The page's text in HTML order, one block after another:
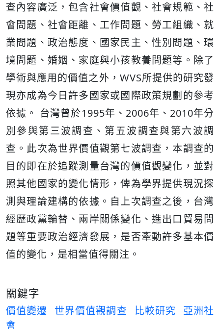
查內容廣泛，包含社會價值觀、社會規範、社
會問題、社會距離、工作問題、勞工組織、就
業問題、政治態度、國家民主、性別問題、環
境問題、婚姻、家庭與小孩教養問題等。除了
學術與應用的價值之外，WVS所提供的研究發
現亦成為今日許多國家或國際政策規劃的參考
依據。 台灣曾於1995年、2006年、2010年分
別參與第三波調查、第五波調查與第六波調
查。此次為世界價值觀第七波調查，本調查的
目的即在於追蹤測量台灣的價值觀變化，並對
照其他國家的變化情形，俾為學界提供現況探
測與理論建構的依據。自上次調查之後，台灣
經歷政黨輪替、兩岸關係變化、進出口貿易問
題等重要政治經濟發展，是否牽動許多基本價
值的變化，是相當值得關注。
關鍵字
價值變遷 世界價值觀調查 比較研究
亞洲社
會